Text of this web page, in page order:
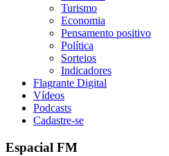
Turismo
Economia
Pensamento positivo
Política
Sorteios
Indicadores
Flagrante Digital
Vídeos
Podcasts
Cadastre-se
Espacial FM